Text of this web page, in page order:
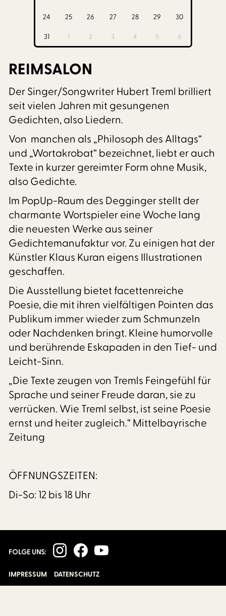
24 25 26 27 28 29 30
31 1 2 3 4 5 6
REIMSALON
Der Singer/Songwriter Hubert Treml brilliert
seit vielen Jahren mit gesungenen
Gedichten, also Liedern.
Von manchen als „Philosoph des Alltags“
und „Wortakrobat“ bezeichnet, liebt er auch
Texte in kurzer gereimter Form ohne Musik,
also Gedichte.
Im PopUp-Raum des Degginger stellt der
charmante Wortspieler eine Woche lang
die neuesten Werke aus seiner
Gedichtemanufaktur vor. Zu einigen hat der
Künstler Klaus Kuran eigens Illustrationen
geschaffen.
Die Ausstellung bietet facettenreiche
Poesie, die mit ihren vielfältigen Pointen das
Publikum immer wieder zum Schmunzeln
oder Nachdenken bringt. Kleine humorvolle
und berührende Eskapaden in den Tief- und
Leicht-Sinn.
„Die Texte zeugen von Tremls Feingefühl für
Sprache und seiner Freude daran, sie zu
verrücken. Wie Treml selbst, ist seine Poesie
ernst und heiter zugleich.“ Mittelbayrische
Zeitung
ÖFFNUNGSZEITEN:
Di-So: 12 bis 18 Uhr
IMPRESSUM DATENSCHUTZ
FOLGE UNS: